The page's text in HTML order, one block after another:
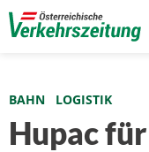
BAHN LOGISTIK
Hupac